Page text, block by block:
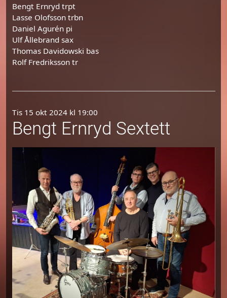
Bengt Ernryd trpt
Lasse Olofsson trbn
Daniel Agurén pi
Ulf Ållebrand sax
Thomas Davidowski bas
Rolf Fredriksson tr
Tis 15 okt 2024 kl 19:00
Bengt Ernryd Sextett